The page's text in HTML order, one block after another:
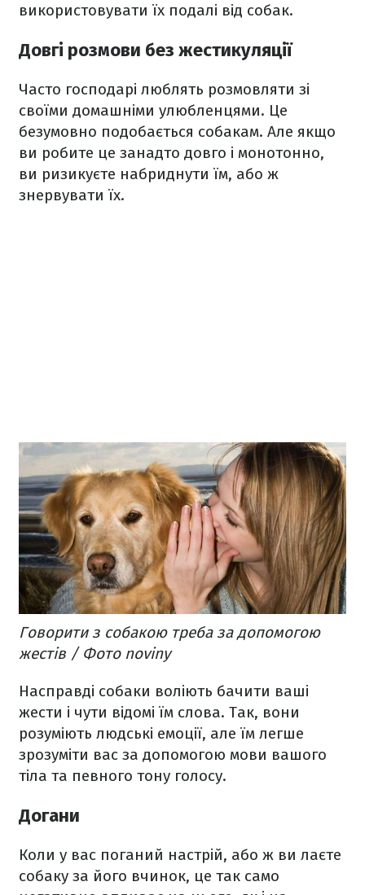
використовувати їх подалі від собак.
Довгі розмови без жестикуляції
Часто господарі люблять розмовляти зі
своїми домашніми улюбленцями. Це
безумовно подобається собакам. Але якщо
ви робите це занадто довго і монотонно,
ви ризикуєте набриднути їм, або ж
знервувати їх.
Говорити з собакою треба за допомогою
жестів / Фото noviny
Насправді собаки воліють бачити ваші
жести і чути відомі їм слова. Так, вони
розуміють людські емоції, але їм легше
зрозуміти вас за допомогою мови вашого
тіла та певного тону голосу.
Догани
Коли у вас поганий настрій, або ж ви лаєте
собаку за його вчинок, це так само